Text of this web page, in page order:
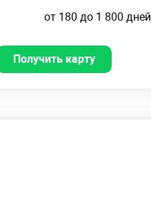
от 180 до 1 800 дней
Получить карту